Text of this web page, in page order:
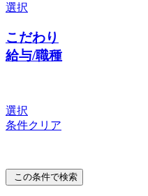
選択
こだわり
給与/職種
選択
条件クリア
この条件で検索